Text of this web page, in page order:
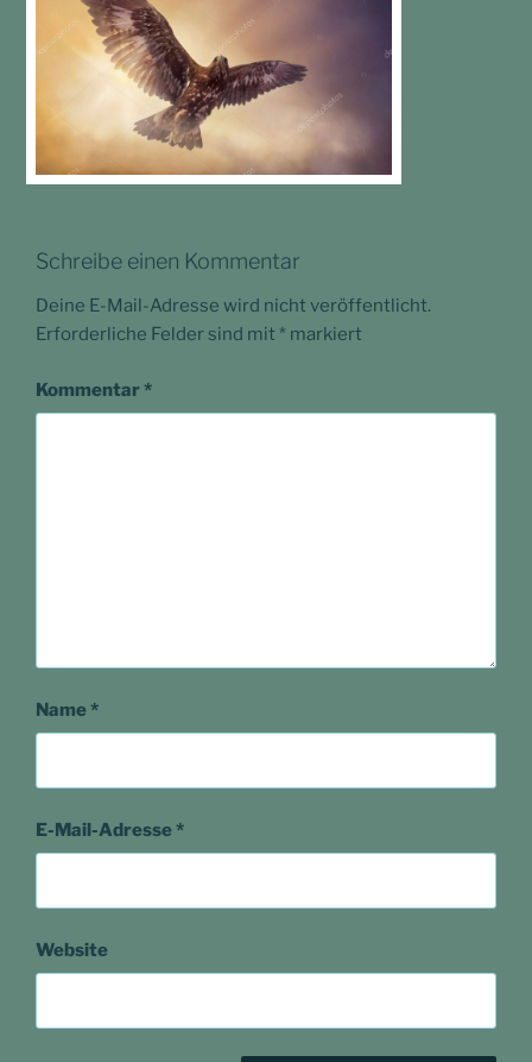
Schreibe einen Kommentar
Deine E-Mail-Adresse wird nicht veröffentlicht.
Erforderliche Felder sind mit * markiert
Kommentar *
Name*
E-Mail-Adresse*
Website